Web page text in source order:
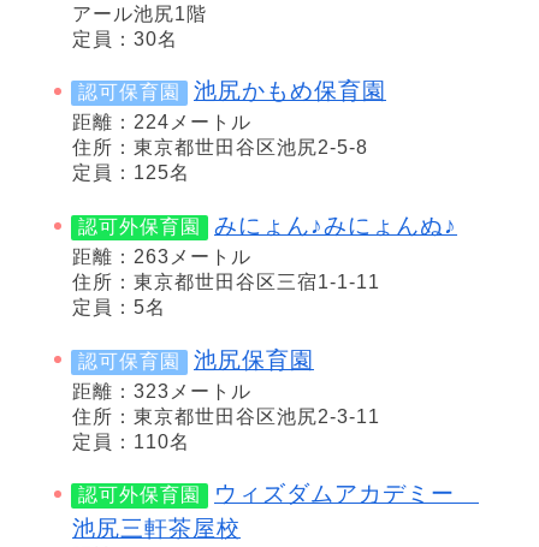
アール池尻1階
定員：30名
認可保育園 池尻かもめ保育園
距離：224メートル
住所：東京都世田谷区池尻2-5-8
定員：125名
認可外保育園 みにょん♪みにょんぬ♪
距離：263メートル
住所：東京都世田谷区三宿1-1-11
定員：5名
認可保育園 池尻保育園
距離：323メートル
住所：東京都世田谷区池尻2-3-11
定員：110名
認可外保育園
ウィズダムアカデミー
池尻三軒茶屋校